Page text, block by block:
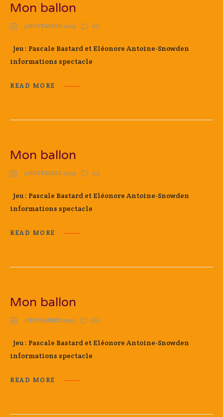
Mon ballon
3 NOVEMBRE 2023 (0)
Jeu : Pascale Bastard et Eléonore Antoine-Snowden
informations spectacle
READ MORE
Mon ballon
2 NOVEMBRE 2023 (0)
Jeu : Pascale Bastard et Eléonore Antoine-Snowden
informations spectacle
READ MORE
Mon ballon
1 NOVEMBRE 2023 (0)
Jeu : Pascale Bastard et Eléonore Antoine-Snowden
informations spectacle
READ MORE